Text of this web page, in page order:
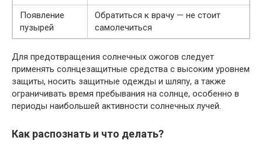
Появление
пузырей
Обратиться к врачу — не стоит
самолечиться
Для предотвращения солнечных ожогов следует
применять солнцезащитные средства с высоким уровнем
защиты, носить защитные одежды и шляпу, а также
ограничивать время пребывания на солнце, особенно в
периоды наибольшей активности солнечных лучей.
Как распознать и что делать?